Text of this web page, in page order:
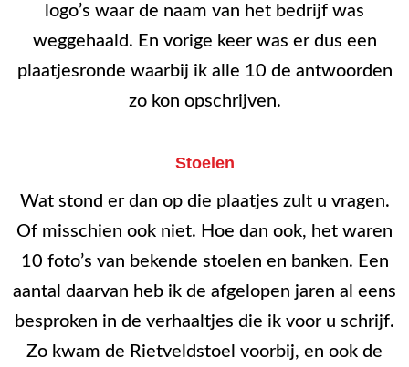
logo’s waar de naam van het bedrijf was
weggehaald. En vorige keer was er dus een
plaatjesronde waarbij ik alle 10 de antwoorden
zo kon opschrijven.
Stoelen
Wat stond er dan op die plaatjes zult u vragen.
Of misschien ook niet. Hoe dan ook, het waren
10 foto’s van bekende stoelen en banken. Een
aantal daarvan heb ik de afgelopen jaren al eens
besproken in de verhaaltjes die ik voor u schrijf.
Zo kwam de Rietveldstoel voorbij, en ook de